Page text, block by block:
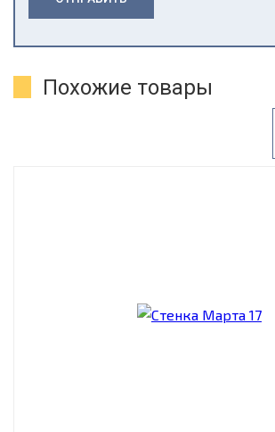
Похожие товары